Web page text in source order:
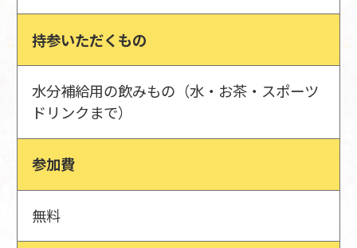
持参いただくもの
水分補給用の飲みもの（水・お茶・スポーツ
ドリンクまで）
参加費
無料